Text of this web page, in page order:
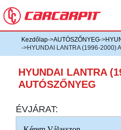
Kezdőlap->AUTÓSZŐNYEG->
->HYUNDAI LANTRA (1996-2000)
HYUNDAI LANTRA
AUTÓSZŐNYEG
ÉVJÁRAT: